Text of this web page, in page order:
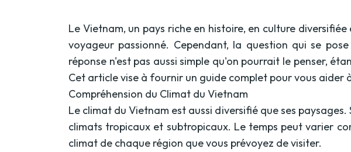
Le Vietnam, un pays riche en histoire, en culture
voyageur passionné. Cependant, la question qui se
réponse n'est pas aussi simple qu'on pourrait le penser,
Cet article vise à fournir un guide complet pour vous aider
Compréhension du Climat du Vietnam
Le climat du Vietnam est aussi diversifié que ses
climats tropicaux et subtropicaux. Le temps peut varier
climat de chaque région que vous prévoyez de visiter.